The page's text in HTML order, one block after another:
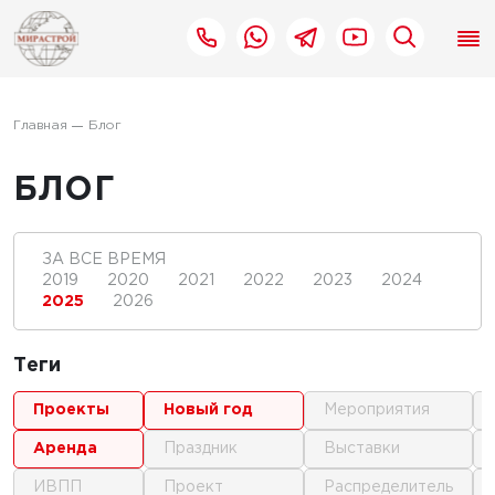
Главная Блог
БЛОГ
ЗА ВСЕ ВРЕМЯ
2019
2020 2021 2022 2023
2024
2025
2026
Теги
проекты
аренда
ИВПП
новый год
праздник
проект
мероприятия
выставки
распределитель